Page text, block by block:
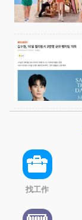
找工作